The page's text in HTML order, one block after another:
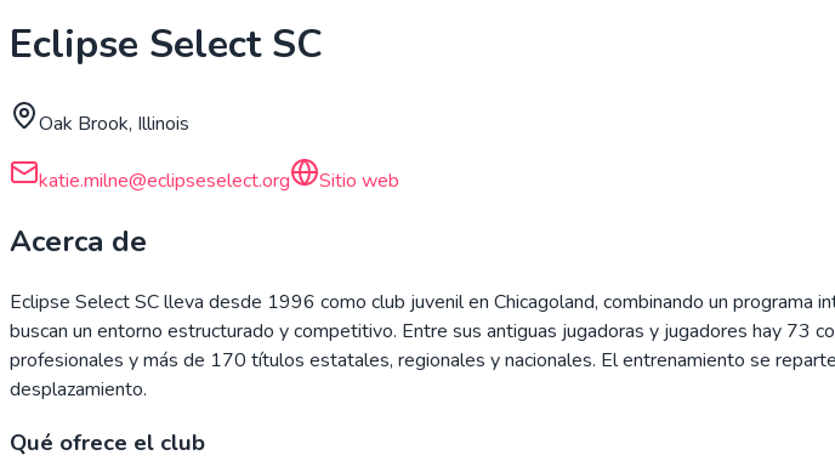
Eclipse Select SC
Oak Brook, Illinois
katie.milne@eclipseselect.org Sitio web
Acerca de
Eclipse Select SC lleva desde 1996 como club juvenil en Chicagoland, combinando un
buscan un entorno estructurado y competitivo. Entre sus antiguas jugadoras y jugadores hay 73
profesionales y más de 170 títulos estatales, regionales y nacionales. El entrenamiento se
desplazamiento.
Qué ofrece el club